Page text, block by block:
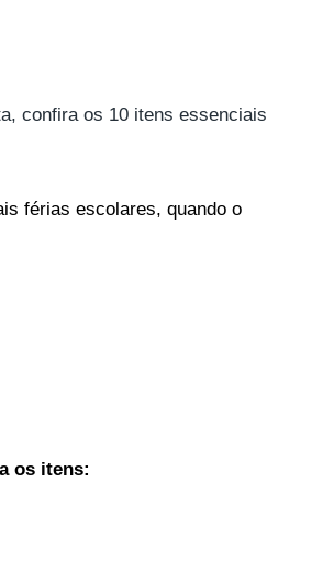
confira os 10 itens essenciais
férias escolares, quando o
os itens: